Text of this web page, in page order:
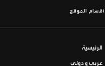
أقسام الموقع
الرئيسية
عربي و دولي